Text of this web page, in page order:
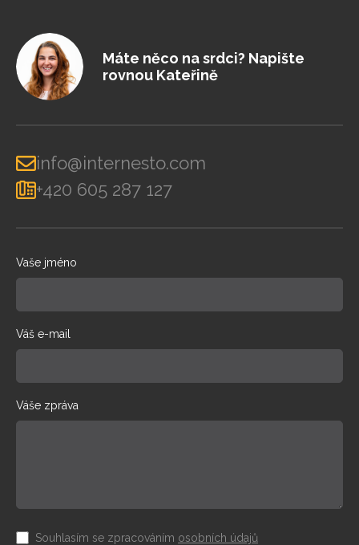
Máte něco na srdci? Napište
rovnou Kateřině
info@internesto.com
+420 605 287 127
Vaše jméno
Váš e-mail
Váše zpráva
Souhlasím se zpracováním osobních údajů